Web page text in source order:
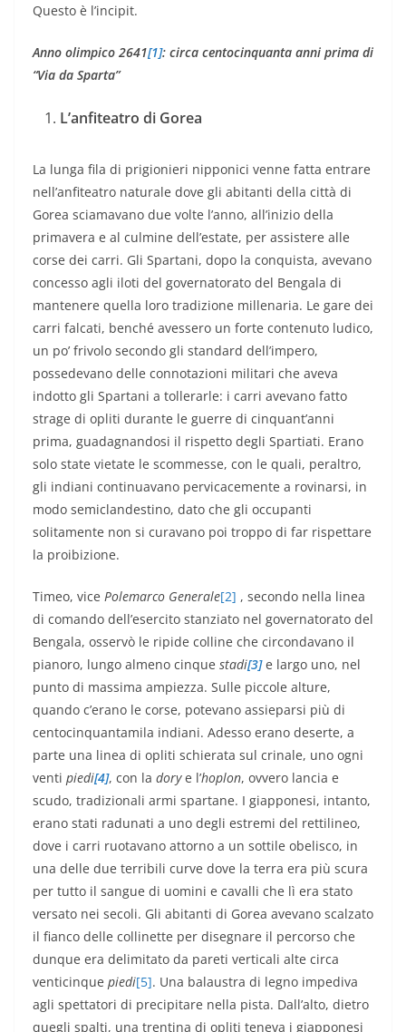
Questo è l’incipit.
Anno olimpico 2641[1]: circa centocinquanta anni prima di
“Via da Sparta”
L’anfiteatro di Gorea
La lunga fila di prigionieri nipponici venne fatta entrare
nell’anfiteatro naturale dove gli abitanti della città di
Gorea sciamavano due volte l’anno, all’inizio della
primavera e al culmine dell’estate, per assistere alle
corse dei carri. Gli Spartani, dopo la conquista, avevano
concesso agli iloti del governatorato del Bengala di
mantenere quella loro tradizione millenaria. Le gare dei
carri falcati, benché avessero un forte contenuto ludico,
un po’ frivolo secondo gli standard dell’impero,
possedevano delle connotazioni militari che aveva
indotto gli Spartani a tollerarle: i carri avevano fatto
strage di opliti durante le guerre di cinquant’anni
prima, guadagnandosi il rispetto degli Spartiati. Erano
solo state vietate le scommesse, con le quali, peraltro,
gli indiani continuavano pervicacemente a rovinarsi, in
modo semiclandestino, dato che gli occupanti
solitamente non si curavano poi troppo di far rispettare
la proibizione.
Timeo, vice Polemarco Generale[2] , secondo nella linea
di comando dell’esercito stanziato nel governatorato del
Bengala, osservò le ripide colline che circondavano il
pianoro, lungo almeno cinque stadi[3]e largo uno, nel
punto di massima ampiezza. Sulle piccole alture,
quando c’erano le corse, potevano assieparsi più di
centocinquantamila indiani. Adesso erano deserte, a
parte una linea di opliti schierata sul crinale, uno ogni
venti piedi[4], con la dorye l’hoplon, ovvero lancia e
scudo, tradizionali armi spartane. I giapponesi, intanto,
erano stati radunati a uno degli estremi del rettilineo,
dove i carri ruotavano attorno a un sottile obelisco, in
una delle due terribili curve dove la terra era più scura
per tutto il sangue di uomini e cavalli che lì era stato
versato nei secoli. Gli abitanti di Gorea avevano scalzato
il fianco delle collinette per disegnare il percorso che
dunque era delimitato da pareti verticali alte circa
venticinque piedi[5]. Una balaustra di legno impediva
agli spettatori di precipitare nella pista. Dall’alto, dietro
quegli spalti, una trentina di opliti teneva i giapponesi